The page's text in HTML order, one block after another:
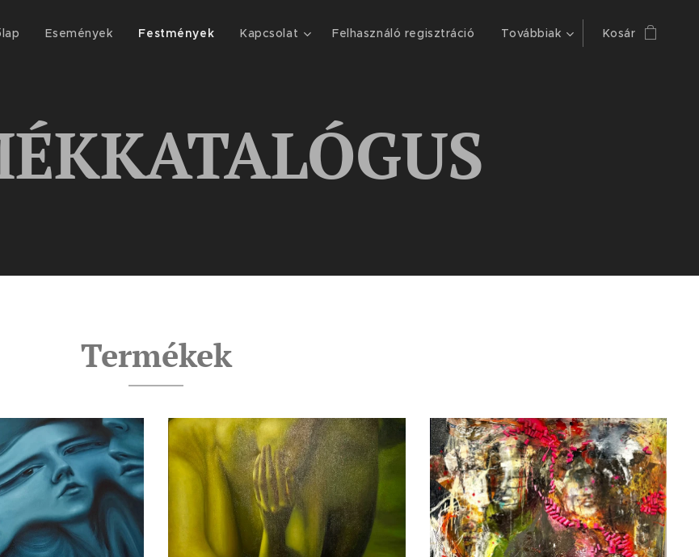
Események Festmények Kapcsolat Felhasználó regisztráció Továbbiak Kosár
Termékek